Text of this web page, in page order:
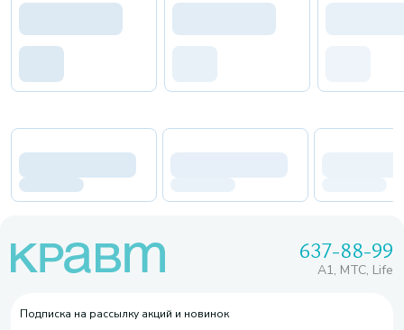
637-88-99
A1, МТС, Life
Подписка на рассылку акций и новинок